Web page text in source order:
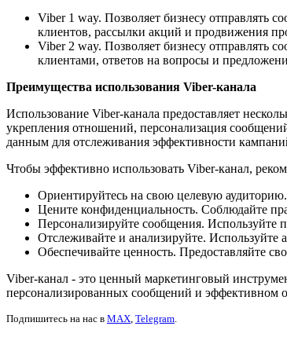
Viber 1 way. Позволяет бизнесу отправлять
клиентов, рассылки акций и продвижения
Viber 2 way. Позволяет бизнесу отправлять
клиентами, ответов на вопросы и
Преимущества использования Viber-канала
Использование Viber-канала предоставляет
укрепления отношений, персонализация
данным для отслеживания эффективности
Чтобы эффективно использовать Viber-канал,
Ориентируйтесь на свою целевую
Цените конфиденциальность. Соблюдайте
Персонализируйте сообщения. Используйте
Отслеживайте и анализируйте. Используйте
Обеспечивайте ценность. Предоставляйте
Viber-канал - это ценный маркетинговый
персонализированных сообщений и эффективном
Подпишитесь на нас в MAX, Telegram.